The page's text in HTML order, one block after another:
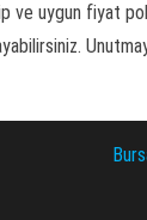
ve uygun fiyat